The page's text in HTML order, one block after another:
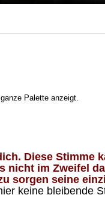
Palette anzeigt.
Diese Stimme
nicht im Zweifel
sorgen seine
keine bleibende